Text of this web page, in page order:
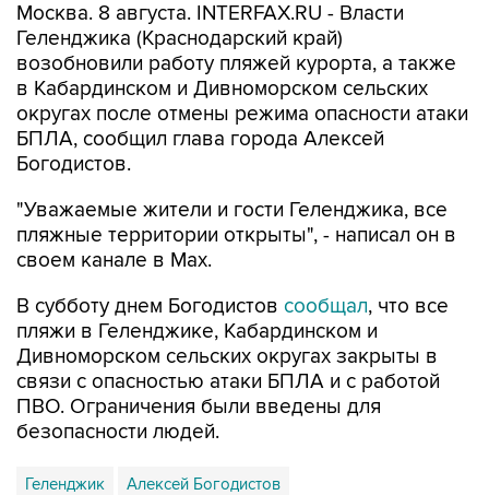
Москва. 8 августа. INTERFAX.RU - Власти
Геленджика (Краснодарский край)
возобновили работу пляжей курорта, а также
в Кабардинском и Дивноморском сельских
округах после отмены режима опасности атаки
БПЛА, сообщил глава города Алексей
Богодистов.
"Уважаемые жители и гости Геленджика, все
пляжные территории открыты", - написал он в
своем канале в Max.
В субботу днем Богодистов сообщал, что все
пляжи в Геленджике, Кабардинском и
Дивноморском сельских округах закрыты в
связи с опасностью атаки БПЛА и с работой
ПВО. Ограничения были введены для
безопасности людей.
Геленджик Алексей Богодистов